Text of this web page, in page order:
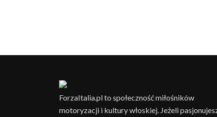
ForzaItalia.pl to społeczność miłośników
motoryzacji i kultury włoskiej. Jeżeli